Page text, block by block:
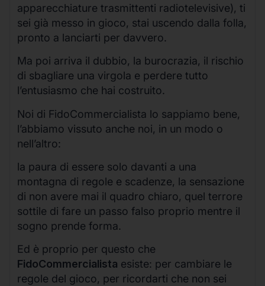
apparecchiature trasmittenti radiotelevisive), ti
sei già messo in gioco, stai uscendo dalla folla,
pronto a lanciarti per davvero.
Ma poi arriva il dubbio, la burocrazia, il rischio
di sbagliare una virgola e perdere tutto
l’entusiasmo che hai costruito.
Noi di FidoCommercialista lo sappiamo bene,
l’abbiamo vissuto anche noi, in un modo o
nell’altro:
la paura di essere solo davanti a una
montagna di regole e scadenze, la sensazione
di non avere mai il quadro chiaro, quel terrore
sottile di fare un passo falso proprio mentre il
sogno prende forma.
Ed è proprio per questo che
FidoCommercialista esiste: per cambiare le
regole del gioco, per ricordarti che non sei